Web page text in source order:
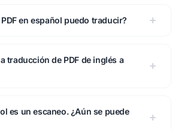
en español puedo traducir?
traducción de PDF de inglés a
es un escaneo. ¿Aún se puede